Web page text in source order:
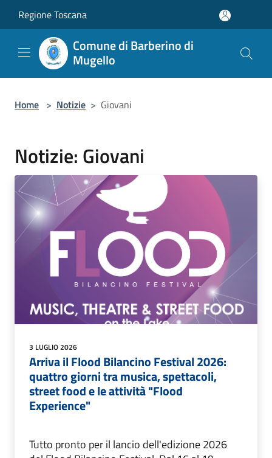
Regione Toscana
Comune di Barberino di
Mugello
Home > Notizie > Giovani
Notizie: Giovani
3 LUGLIO 2026
Arriva il Flood Bilancino Festival 2026:
quattro giorni tra musica, spettacoli,
street food e le attività "Flood
Experience"
Tutto pronto per il lancio dell'edizione 2026